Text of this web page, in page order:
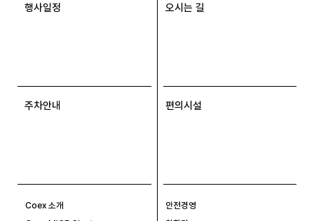
행사일정 오시는 길
주차안내 편의시설
Coex 소개
안전경영